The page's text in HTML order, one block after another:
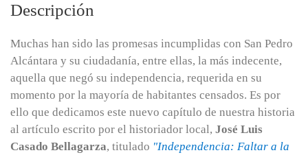
Descripción
Muchas han sido las promesas incumplidas con San Pedro
Alcántara y su ciudadanía, entre ellas, la más indecente,
aquella que negó su independencia, requerida en su
momento por la mayoría de habitantes censados. Es por
ello que dedicamos este nuevo capítulo de nuestra historia
al artículo escrito por el historiador local, José Luis
Casado Bellagarza, titulado "Independencia: Faltar a la